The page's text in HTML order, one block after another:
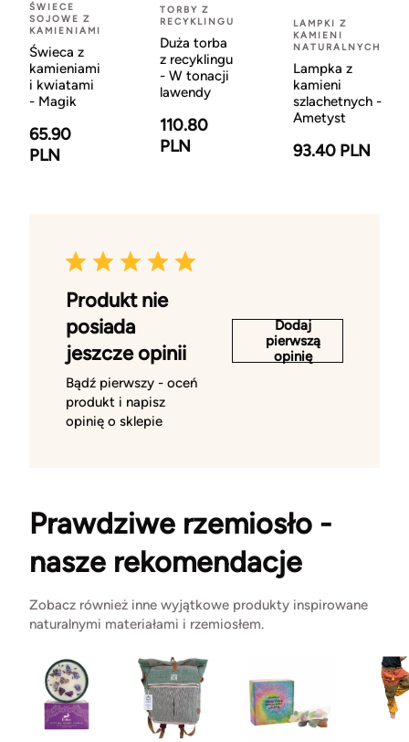
ŚWIECE
SOJOWE Z
KAMIENIAMI
Świeca z
kamieniami
i kwiatami
- Magik
65.90
PLN
TORBY Z
RECYKLINGU
Duża torba
z recyklingu
- W tonacji
lawendy
110.80
PLN
LAMPKI Z
KAMIENI
NATURALNYCH
Lampka z
kamieni
szlachetnych -
Ametyst
93.40 PLN
Produkt nie
posiada
jeszcze opinii
Bądź pierwszy - oceń
produkt i napisz
opinię o sklepie
Dodaj
pierwszą
opinię
Prawdziwe rzemiosło -
nasze rekomendacje
Zobacz również inne wyjątkowe produkty inspirowane
naturalnymi materiałami i rzemiosłem.